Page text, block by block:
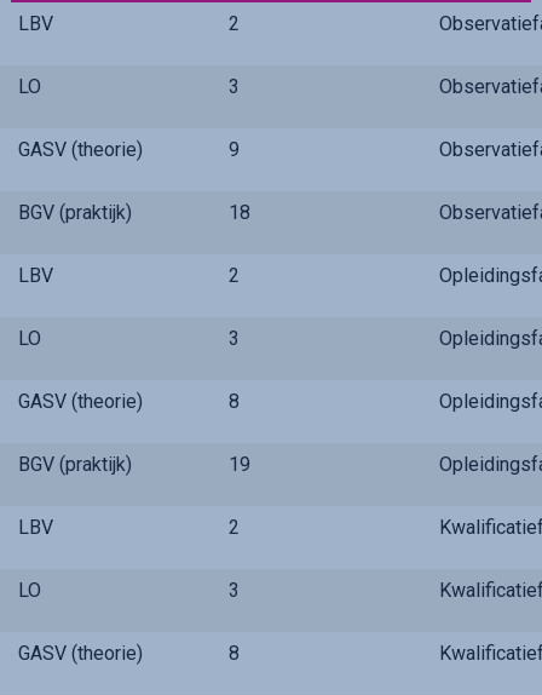
LBV 2
LO 3
GASV (theorie) 9
BGV (praktijk) 18
LBV 2
LO 3
GASV (theorie) 8
BGV (praktijk) 19
LBV 2
LO 3
GASV (theorie) 8